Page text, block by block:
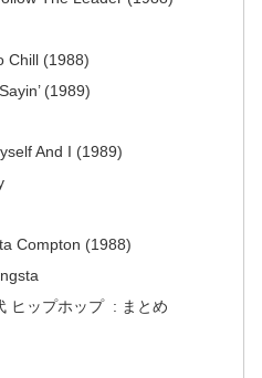
Chill (1988)
(1989)
And I (1989)
Compton (1988)
ヒップホップ : まとめ